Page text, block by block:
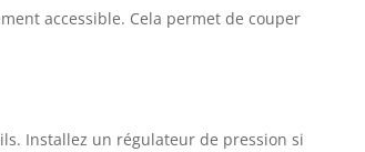
accessible. Cela permet de couper
Installez un régulateur de pression si